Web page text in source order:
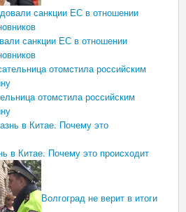
санкции ЕС в отношении
отомстила российским
в Китае. Почему это происходит
Волгоград не верит в итоги